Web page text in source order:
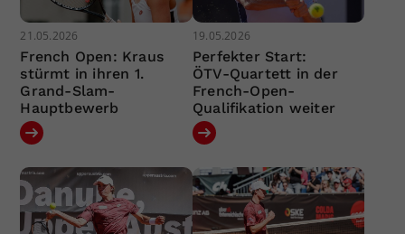
21.05.2026
French Open: Kraus
stürmt in ihren 1.
Grand-Slam-
Hauptbewerb
19.05.2026
Perfekter Start:
ÖTV-Quartett in der
French-Open-
Qualifikation weiter